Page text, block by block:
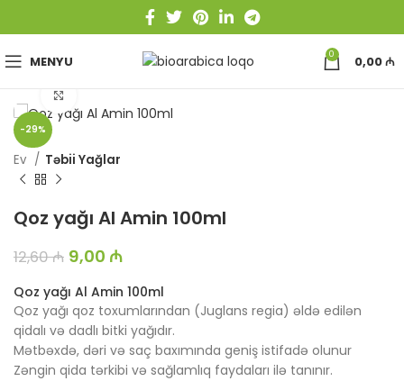
MENYU 0 0,00₼
-29%
Ev Təbii Yağlar
Qoz yağı Al Amin 100ml
12,60₼ 9,00 ₼
Qoz yağı Al Amin 100ml
Qoz yağı qoz toxumlarından (Juglans regia) əldə edilən
qidalı və dadlı bitki yağıdır.
Mətbəxdə, dəri və saç baxımında geniş istifadə olunur
Zəngin qida tərkibi və sağlamlıq faydaları ilə tanınır.